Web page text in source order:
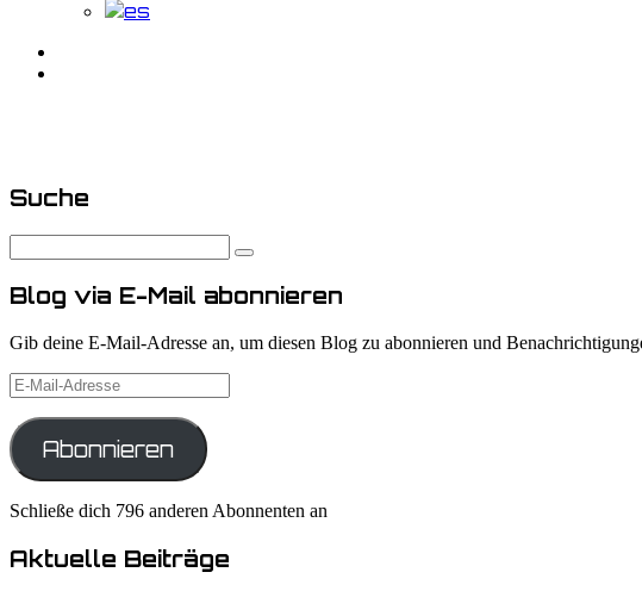
Suche
Blog via E-Mail abonnieren
Gib deine E-Mail-Adresse an, um diesen Blog zu abonnieren und
E-
Mail-
Adresse
Abonnieren
Schließe dich 796 anderen Abonnenten an
Aktuelle Beiträge